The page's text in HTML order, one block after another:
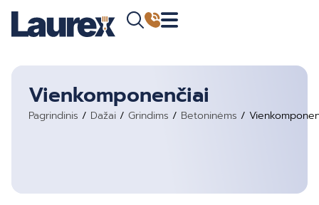
Vienkomponenčiai
Pagrindinis / Dažai / Grindims / Betoninėms /